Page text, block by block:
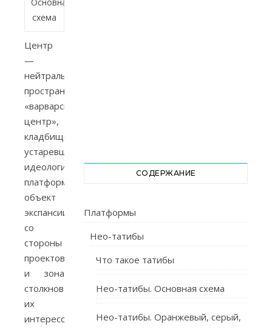
схема
Центр
—
нейтральное
пространство,
«варварский
центр»,
кладбище
устаревших
идеологических
платформ,
объект
экспансии
со
стороны
проектов
и зона
столкновения
их
интересов.
СОДЕРЖАНИЕ
Платформы
Нео-татибы
Что такое татибы
Нео-татибы. Основная схема
Нео-татибы. Оранжевый, серый,